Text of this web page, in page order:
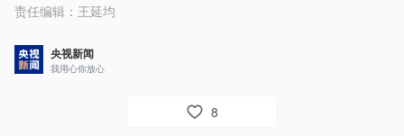
责任编辑： 王延均
央视新闻
我用心你放心
8